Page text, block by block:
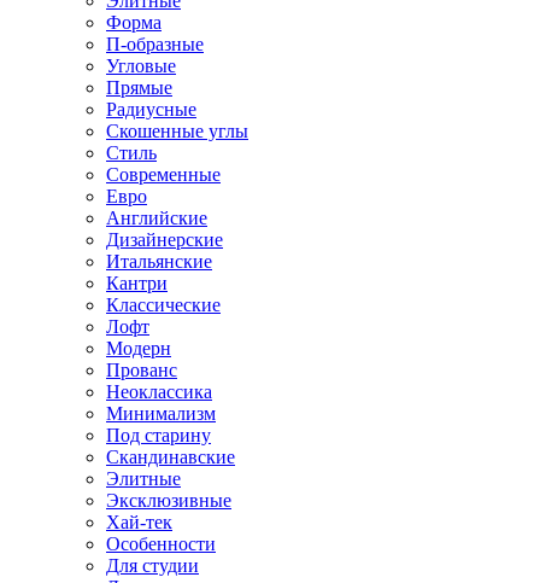
Форма
П-образные
Угловые
Прямые
Радиусные
Скошенные углы
Стиль
Современные
Евро
Английские
Дизайнерские
Итальянские
Кантри
Классические
Лофт
Модерн
Прованс
Неоклассика
Минимализм
Под старину
Скандинавские
Элитные
Эксклюзивные
Хай-тек
Особенности
Для студии